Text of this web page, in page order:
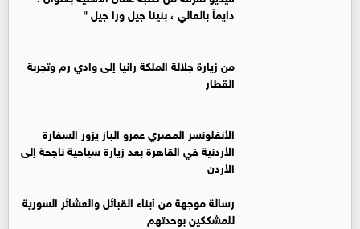
دايماً بالعالي ، بنينا جيل ورا جيل "
من زيارة جلالة الملكة رانيا إلى وادي رم وتجربة
القطار
الأنفلونسر المصري عمرو الباز يزور السفارة
الأردنية في القاهرة بعد زيارة سياحية ناجحة إلى
الأردن
رسالة موجهة من أبناء القبائل والعشائر السورية
للمشككين بوحدتهم